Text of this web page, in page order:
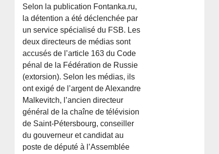
Selon la publication Fontanka.ru,
la détention a été déclenchée par
un service spécialisé du FSB. Les
deux directeurs de médias sont
accusés de l’article 163 du Code
pénal de la Fédération de Russie
(extorsion). Selon les médias, ils
ont exigé de l’argent de Alexandre
Malkevitch, l’ancien directeur
général de la chaîne de télévision
de Saint-Pétersbourg, conseiller
du gouverneur et candidat au
poste de député à l’Assemblée